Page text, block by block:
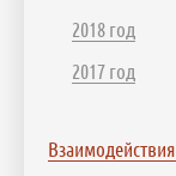
2018 год
2017 год
Взаимодействия